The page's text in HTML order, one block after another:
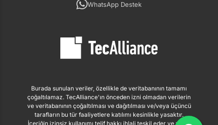
WhatsApp Destek
Burada sunulan veriler, özellikle de veritabanının tamamı
çoğaltılamaz. TecAlliance'ın önceden izni olmadan verilerin
ve veritabanının çoğaltılması ve dağıtılması ve/veya üçüncü
tarafların bu tür faaliyetlere katılımı kesinlikle yasaktır.
İçeriğin izinsiz kullanımı telif hakkı ihlali teşkil eder ve yasal